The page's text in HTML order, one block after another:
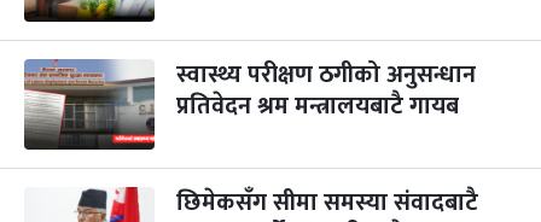
४
बुध कार्तिक ४, २०८३ Oct 21, 2026
५
बिहि
पापा‌ङ्कुशा एकादशी व्रत
कार्तिक ५, २०८३
२ महिना बाँकी
२२ कुकुर तिहार ३ महिना बाँकी
स्वास्थ्य परीक्षण ठगीको अनुसन्धान
प्रतिवेदन श्रम मन्त्रालयबाटै गायब
छिमेकसँग सीमा समस्या संवादबाटै